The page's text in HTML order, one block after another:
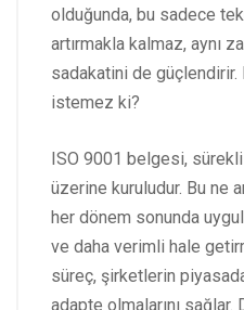
olduğunda, bu sadece
artırmakla kalmaz, aynı
sadakatini de güçlendirir.
istemez ki?
ISO 9001 belgesi,
üzerine kuruludur. Bu ne
her dönem sonunda
ve daha verimli hale
süreç, şirketlerin
adapte olmalarını